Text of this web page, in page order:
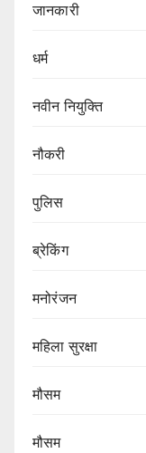
जानकारी
धर्म
नवीन नियुक्ति
नौकरी
पुलिस
ब्रेकिंग
मनोरंजन
महिला सुरक्षा
मौसम
मौसम